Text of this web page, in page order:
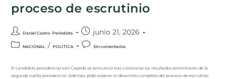
proceso de escrutinio
Daniel Castro- Periodista junio 21, 2026
NACIONAL / POLITICA Sin comentarios
El candidato presidencial Iván Cepeda se pronunció tras conocerse los resultados preliminares de la
segunda vuelta presidencial. Además, pidió esperar el desarrollo completo del proceso de escrutinio